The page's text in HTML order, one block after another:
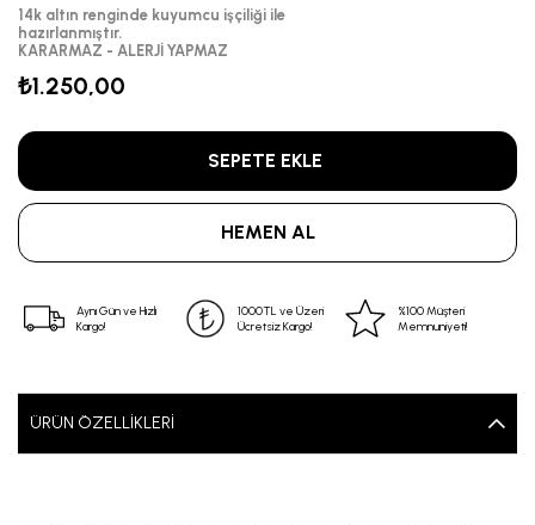
14k altın renginde kuyumcu işçiliği ile
hazırlanmıştır.
KARARMAZ - ALERJİ YAPMAZ
₺1.250,00
Aynı Gün ve Hızlı
Kargo!
1000TL ve Üzeri
Ücretsiz Kargo!
%100 Müşteri
Memnuniyeti!
ÜRÜN ÖZELLIKLERI